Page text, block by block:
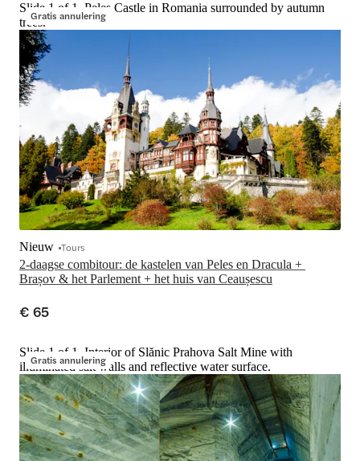
Gratis annulering
Slide 1 of 1, Peleș Castle in Romania surrounded by autumn
trees.
2-daagse combitour: de kastelen van Peles en Dracula +
Brașov & het Parlement + het huis van Ceaușescu
Nieuw Tours
€ 65
Gratis annulering
Slide 1 of 1, Interior of Slănic Prahova Salt Mine with
illuminated salt walls and reflective water surface.